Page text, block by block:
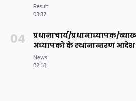
प्रधानाचार्य/प्रधानाध्यापक/
अध्यापको के स्थानान्तरण